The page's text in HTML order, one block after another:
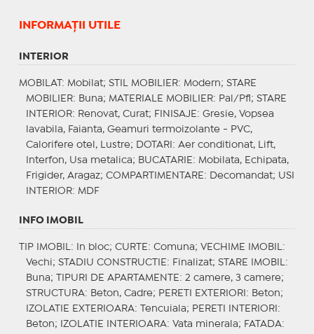
INFORMAŢII UTILE
INTERIOR
MOBILAT : Mobilat; STIL MOBILIER: Modern; STARE
MOBILIER: Buna; MATERIALE MOBILIER: Pal/Pfl; STARE
INTERIOR: Renovat, Curat; FINISAJE : Gresie, Vopsea
lavabila, Faianta, Geamuri termoizolante - PVC,
Calorifere otel, Lustre;
DOTARI : Aer conditionat, Lift,
Interfon, Usa metalica; BUCATARIE : Mobilata, Echipata,
Frigider, Aragaz; COMPARTIMENTARE : Decomandat; USI
INTERIOR: MDF
INFO IMOBIL
TIP IMOBIL : In bloc; CURTE : Comuna; VECHIME IMOBIL :
Vechi; STADIU CONSTRUCTIE : Finalizat; STARE IMOBIL :
Buna;
TIPURI DE APARTAMENTE : 2 camere, 3 camere;
STRUCTURA: Beton, Cadre; PERETI EXTERIORI : Beton;
IZOLATIE EXTERIOARA: Tencuiala; PERETI INTERIORI :
Beton;
IZOLATIE INTERIOARA: Vata minerala; FATADA: